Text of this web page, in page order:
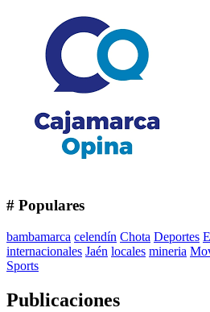
# Populares
bambamarca celendín Chota Deportes
internacionales Jaén locales mineria
Sports
Publicaciones